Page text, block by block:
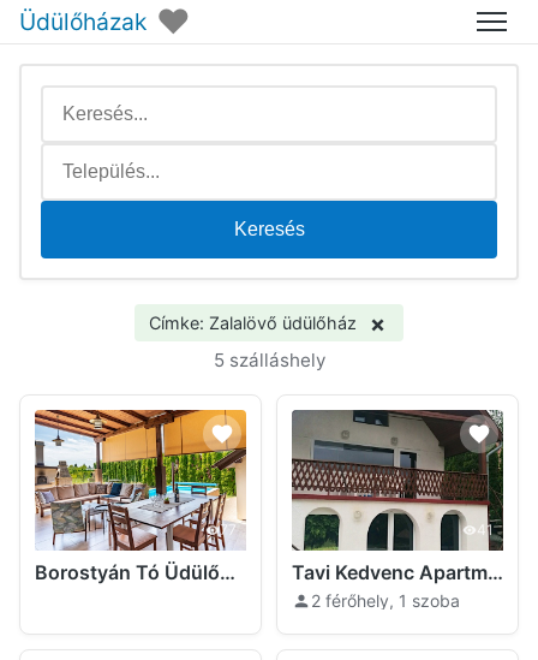
Üdülőházak ♥ Menü
Keresés
Címke: Zalalövő üdülőház ×
5 szálláshely
77
Borostyán Tó Üdülőház Zalalövő
41
Tavi Kedvenc Apartman Zalalövő
2 férőhely, 1 szoba